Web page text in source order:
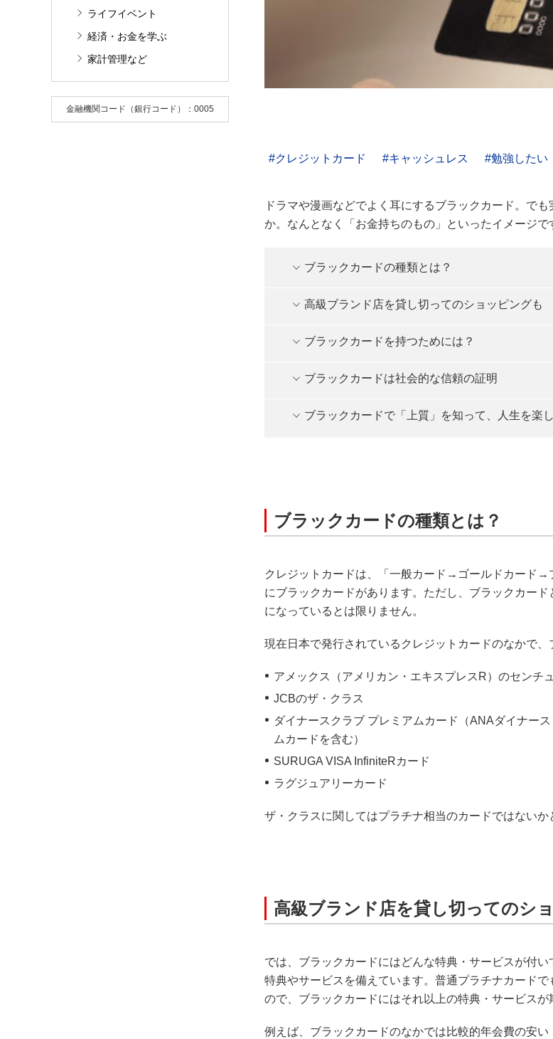
ライフイベント
経済・お金を学ぶ
家計管理など
金融機関コード（銀行コード）：0005
クレジットカード キャッシュレス 勉強したい
ドラマや漫画などでよく耳にするブラックカード。で
か。なんとなく「お金持ちのもの」といったイメージ
ブラックカードの種類とは？
高級ブランド店を貸し切ってのショッピングも
ブラックカードを持つためには？
ブラックカードは社会的な信頼の証明
ブラックカードで「上質」を知って、人生を楽
ブラックカードの種類とは？
クレジットカードは、「一般カード→ゴールドカード→
にブラックカードがあります。ただし、ブラックカー
になっているとは限りません。
現在日本で発行されているクレジットカードのなかで、
アメックス（アメリカン・エキスプレスR）のセンチ
JCBのザ・クラス
ダイナースクラブ プレミアムカード（ANAダイナー
ムカードを含む）
SURUGA VISA InfiniteRカード
ラグジュアリーカード
ザ・クラスに関してはプラチナ相当のカードではない
高級ブランド店を貸し切ってのシ
では、ブラックカードにはどんな特典・サービスが付
特典やサービスを備えています。普通プラチナカード
ので、ブラックカードにはそれ以上の特典・サービスが
例えば、ブラックカードのなかでは比較的年会費の安